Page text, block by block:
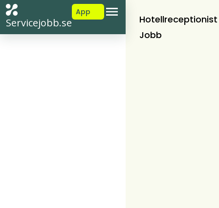
Servicejobb.se
App
Hotellreceptionist
Jobb